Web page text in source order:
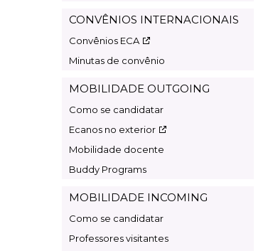
CONVÊNIOS INTERNACIONAIS
Convênios ECA
Minutas de convênio
MOBILIDADE OUTGOING
Como se candidatar
Ecanos no exterior
Mobilidade docente
Buddy Programs
MOBILIDADE INCOMING
Como se candidatar
Professores visitantes